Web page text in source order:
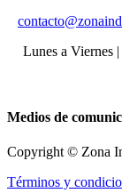
Lunes a Viernes
Medios de
Copyright © Zona
Términos y